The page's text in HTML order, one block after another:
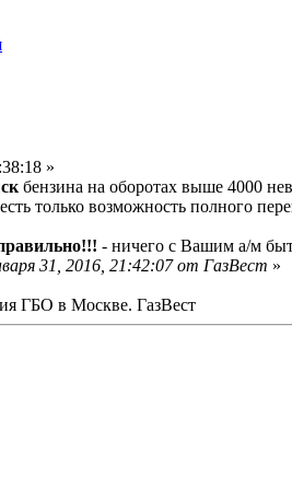
»
бензина на оборотах выше 4000
есть только возможность полного
- ничего с Вашим а/м
31, 2016, 21:42:07 от ГазВест »
ГБО в Москве. ГазВест